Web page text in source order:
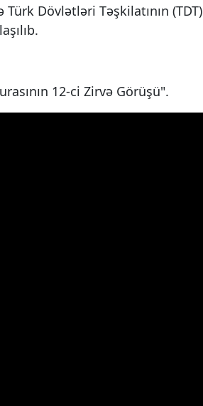
Dövlətləri Təşkilatının (TDT)
12-ci Zirvə Görüşü".